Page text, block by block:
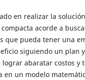
en realizar la
acorde a
que pueda tener una
siguiendo un plan
abaratar costos y
en un modelo